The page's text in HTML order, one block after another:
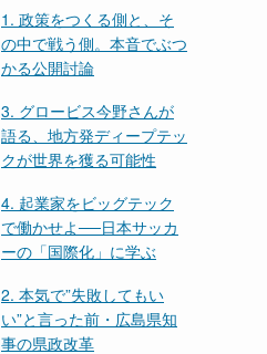
1. 政策をつくる側と、そ
の中で戦う側。本音でぶつ
かる公開討論
3. グロービス今野さんが
語る、地方発ディープテッ
クが世界を獲る可能性
4. 起業家をビッグテック
で働かせよ──日本サッカ
ーの「国際化」に学ぶ
2. 本気で”失敗してもい
い”と言った前・広島県知
事の県政改革